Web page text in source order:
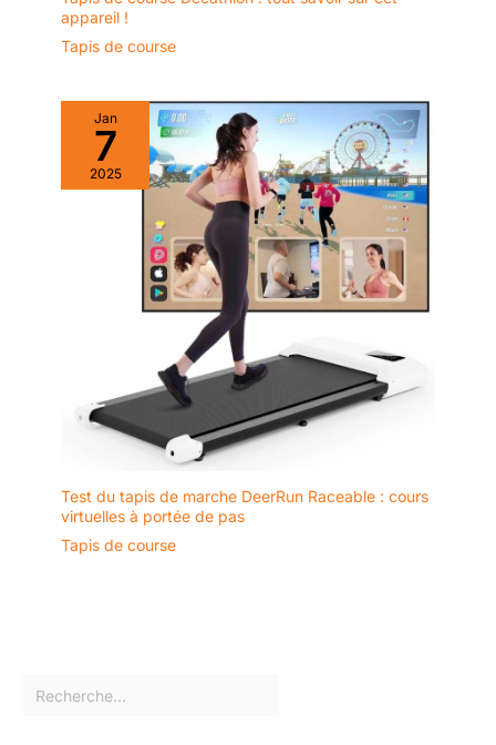
course ? Celui-ci est un tapis de
marche pliable livré entièrement
monté. Déballez-le, installez-le
et commencez à marcher. Facile
à déplacer grâce à ses roulettes
de transport. Se glisse sous
n'importe quel canapé ou
derrière une porte, pour un
salon toujours bien rangé. Idéal
pour les personnes disposant
de peu de temps et d'espace,
mais qui souhaitent tout de
même faire de l'exercice.
parfait pour aménager une salle
de sport à domicile ou comme
cadeau attentionné pour les
adultes sportifs. Notre équipe
de professionnels est
claires et utiles, vous
appareil !
Tapis de course
Jan
7
2025
Test du tapis de marche DeerRun Raceable : cours
virtuelles à portée de pas
Tapis de course